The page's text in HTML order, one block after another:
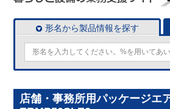
形名から製品情報を探す
店舗・事務所用パッケージエ